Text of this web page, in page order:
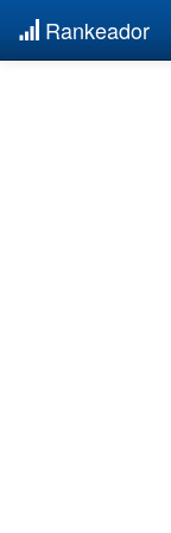
Rankeador